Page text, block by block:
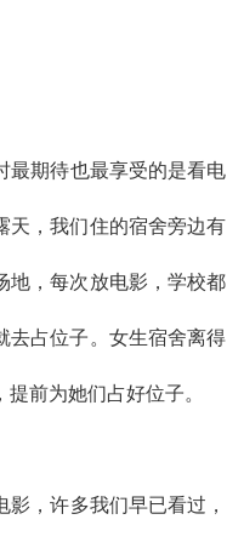
期待也最享受的是看电
天，我们住的宿舍旁边有
地，每次放电影，学校都
去占位子。女生宿舍离得
前为她们占好位子。
，许多我们早已看过，